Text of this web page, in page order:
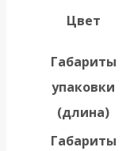
Цвет
Габариты
упаковки
(длина)
Габариты